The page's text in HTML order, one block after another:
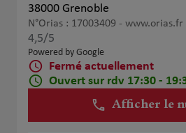
38000 Grenoble
N°Orias : 17003409 - www.orias.fr
4,5/5
Powered by Google
Fermé actuellement
Ouvert sur rdv 17:30 -
Afficher le